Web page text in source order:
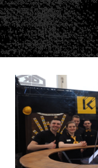
19 Januar 2018
kroppstahl
No comments